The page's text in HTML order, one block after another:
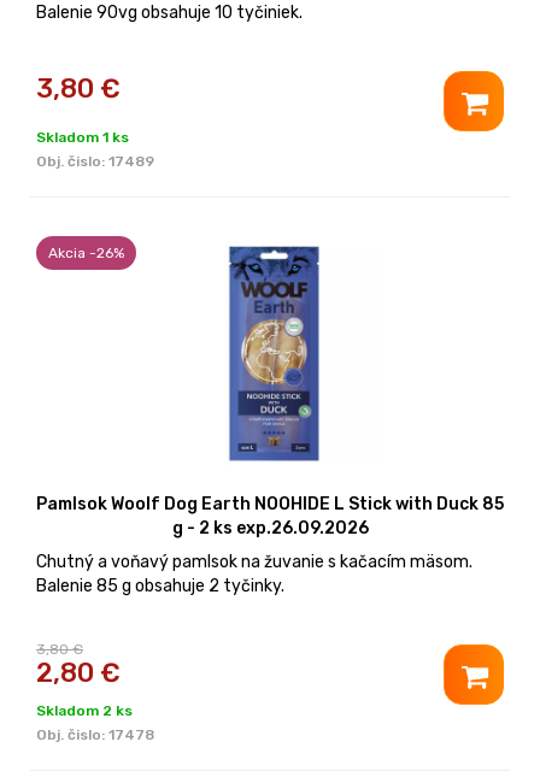
Balenie 90vg obsahuje 10 tyčiniek.
3,80 €
Skladom 1 ks
Obj. čislo: 17489
Akcia -26%
Pamlsok Woolf Dog Earth NOOHIDE L Stick with Duck 85
g - 2 ks exp.26.09.2026
Chutný a voňavý pamlsok na žuvanie s kačacím mäsom.
Balenie 85 g obsahuje 2 tyčinky.
3,80 €
2,80 €
Skladom 2 ks
Obj. čislo: 17478